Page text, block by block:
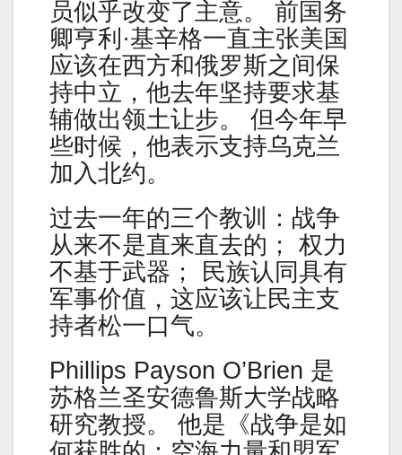
员似乎改变了主意。 前国务
卿亨利·基辛格一直主张美国
应该在西方和俄罗斯之间保
持中立，他去年坚持要求基
辅做出领土让步。 但今年早
些时候，他表示支持乌克兰
加入北约。
过去一年的三个教训：战争
从来不是直来直去的； 权力
不基于武器； 民族认同具有
军事价值，这应该让民主支
持者松一口气。
Phillips Payson O’Brien 是
苏格兰圣安德鲁斯大学战略
研究教授。 他是《战争是如